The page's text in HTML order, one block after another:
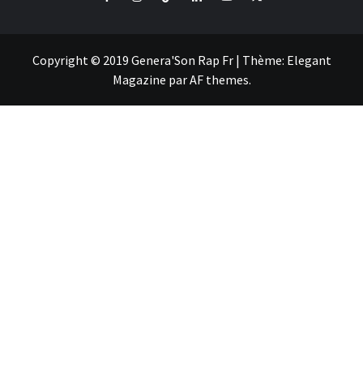
Copyright © 2019 Genera'Son Rap Fr | Thème: Elegant
Magazine parAF themes.